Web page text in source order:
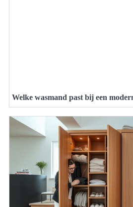
Welke wasmand past bij een